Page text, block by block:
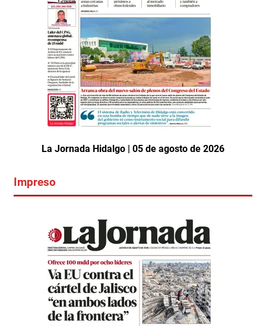
La Jornada Hidalgo | 05 de agosto de 2026
Impreso